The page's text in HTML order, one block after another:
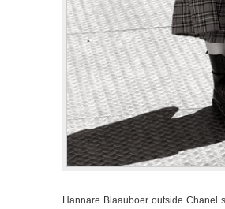
Hannare Blaauboer outside Chanel